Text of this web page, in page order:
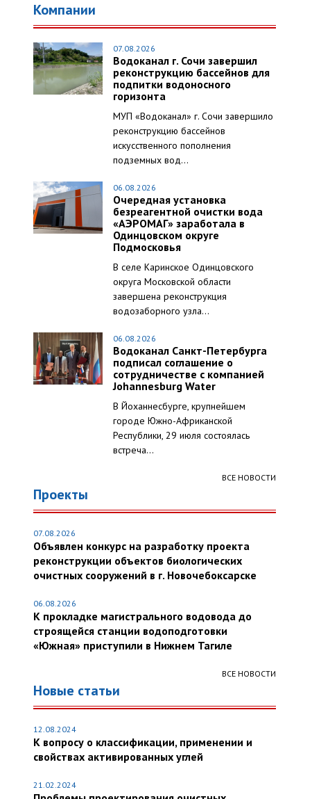
Компании
07.08.2026
Водоканал г. Сочи завершил
реконструкцию бассейнов для
подпитки водоносного
горизонта
МУП «Водоканал» г. Сочи завершило
реконструкцию бассейнов
искусственного пополнения
подземных вод...
06.08.2026
Очередная установка
безреагентной очистки вода
«АЭРОМАГ» заработала в
Одинцовском округе
Подмосковья
В селе Каринское Одинцовского
округа Московской области
завершена реконструкция
водозаборного узла...
06.08.2026
Водоканал Санкт-Петербурга
подписал соглашение о
сотрудничестве с компанией
Johannesburg Water
В Йоханнесбурге, крупнейшем
городе Южно-Африканской
Республики, 29 июля состоялась
встреча...
ВСЕ НОВОСТИ
Проекты
07.08.2026
Объявлен конкурс на разработку проекта
реконструкции объектов биологических
очистных сооружений в г. Новочебоксарске
06.08.2026
К прокладке магистрального водовода до
строящейся станции водоподготовки
«Южная» приступили в Нижнем Тагиле
ВСЕ НОВОСТИ
Новые статьи
12.08.2024
К вопросу о классификации, применении и
свойствах активированных углей
21.02.2024